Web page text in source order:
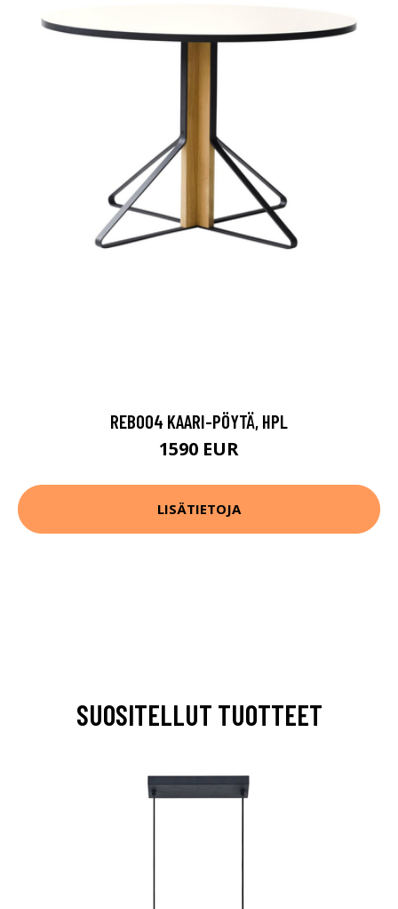
REB004 KAARI-PÖYTÄ, HPL
1590 EUR
LISÄTIETOJA
SUOSITELLUT TUOTTEET